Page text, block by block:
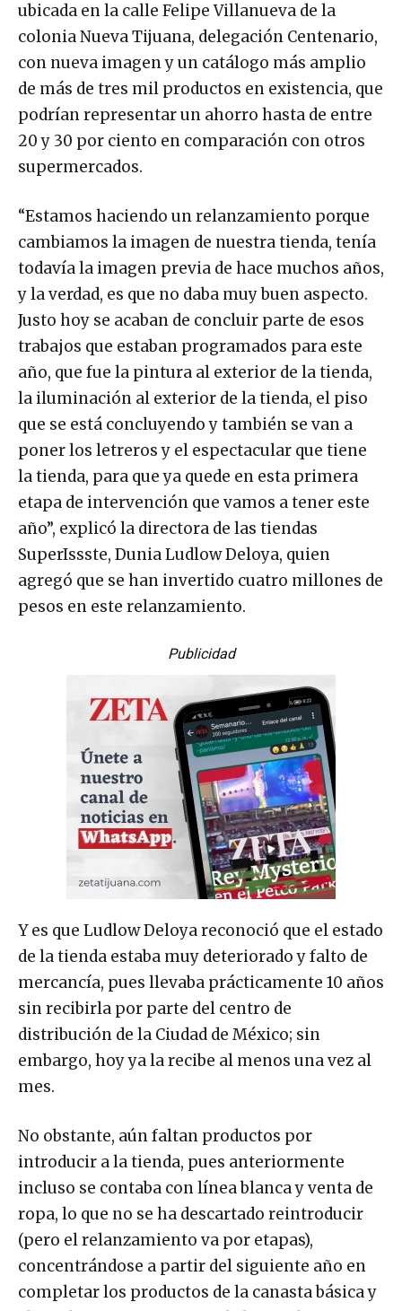
ubicada en la calle Felipe Villanueva de la
colonia Nueva Tijuana, delegación Centenario,
con nueva imagen y un catálogo más amplio
de más de tres mil productos en existencia, que
podrían representar un ahorro hasta de entre
20 y 30 por ciento en comparación con otros
supermercados.
“Estamos haciendo un relanzamiento porque
cambiamos la imagen de nuestra tienda, tenía
todavía la imagen previa de hace muchos años,
y la verdad, es que no daba muy buen aspecto.
Justo hoy se acaban de concluir parte de esos
trabajos que estaban programados para este
año, que fue la pintura al exterior de la tienda,
la iluminación al exterior de la tienda, el piso
que se está concluyendo y también se van a
poner los letreros y el espectacular que tiene
la tienda, para que ya quede en esta primera
etapa de intervención que vamos a tener este
año”, explicó la directora de las tiendas
SuperIssste, Dunia Ludlow Deloya, quien
agregó que se han invertido cuatro millones de
pesos en este relanzamiento.
Publicidad
Y es que Ludlow Deloya reconoció que el estado
de la tienda estaba muy deteriorado y falto de
mercancía, pues llevaba prácticamente 10 años
sin recibirla por parte del centro de
distribución de la Ciudad de México; sin
embargo, hoy ya la recibe al menos una vez al
mes.
No obstante, aún faltan productos por
introducir a la tienda, pues anteriormente
incluso se contaba con línea blanca y venta de
ropa, lo que no se ha descartado reintroducir
(pero el relanzamiento va por etapas),
concentrándose a partir del siguiente año en
completar los productos de la canasta básica y